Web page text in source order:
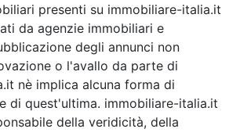
presenti su immobiliare-italia.it
da agenzie immobiliari e
degli annunci non
o l'avallo da parte di
nè implica alcuna forma di
di quest'ultima. immobiliare-italia.it
della veridicità, della